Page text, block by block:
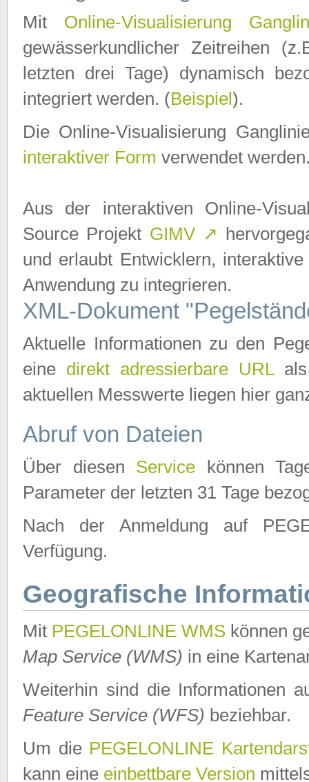
Mit Online-Visualisierung
gewässerkundlicher Zeitreihen
letzten drei Tage) dynamisch
integriert werden. (Beispiel ).
Die Online-Visualisierung
interaktiver Form verwendet
Aus der interaktiven Online-
Source Projekt GIMV ↗
und erlaubt Entwicklern,
Anwendung zu integrieren.
XML-Dokument
Aktuelle Informationen zu den
eine direkt adressierbare URLals
aktuellen Messwerte liegen hier
Abruf von Dateien
Über diesen Service können
Parameter der letzten 31 Tage
Nach der Anmeldung auf
Verfügung.
Geografische
Mit PEGELONLINE WMS können
Map Service (WMS) in eine
Weiterhin sind die Informationen
Feature Service (WFS) beziehbar.
Um die PEGELONLINE
kann eine einbettbare Version